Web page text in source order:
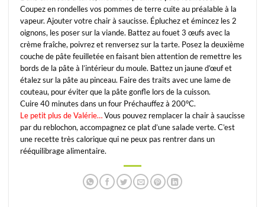
Coupez en rondelles vos pommes de terre cuite au préalable à la
vapeur. Ajouter votre chair à saucisse. Épluchez et émincez les 2
oignons, les poser sur la viande. Battez au fouet 3 œufs avec la
crème fraîche, poivrez et renversez sur la tarte. Posez la deuxième
couche de pâte feuilletée en faisant bien attention de remettre les
bords de la pâte à l’intérieur du moule. Battez un jaune d’œuf et
étalez sur la pâte au pinceau. Faire des traits avec une lame de
couteau, pour éviter que la pâte gonfle lors de la cuisson.
Cuire 40 minutes dans un four Préchauffez à 200°C.
Le petit plus de Valérie…Vous pouvez remplacer la chair à saucisse
par du reblochon, accompagnez ce plat d’une salade verte. C’est
une recette très calorique qui ne peux pas rentrer dans un
rééquilibrage alimentaire.